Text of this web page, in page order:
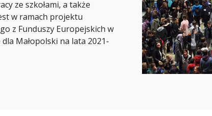
ze szkołami, a także
w ramach projektu
z Funduszy Europejskich w
Małopolski na lata 2021-